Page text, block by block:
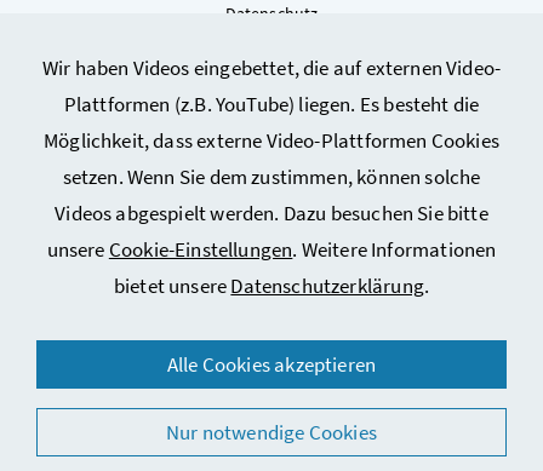
Wir haben Videos eingebettet, die auf externen Video-
Plattformen (z.B. YouTube) liegen. Es besteht die
Möglichkeit, dass externe Video-Plattformen Cookies
setzen. Wenn Sie dem zustimmen, können solche
Videos abgespielt werden. Dazu besuchen Sie bitte
unsere Cookie-Einstellungen. Weitere Informationen
bietet unsereDatenschutzerklärung.
Alle Cookies akzeptieren
Nur notwendige Cookies
Datenschutz
Sitemap
Cookie-Einstellungen
© 2026 Bundesministerium für Arbeit, Soziales, Gesundheit,
Pflege und Konsumentenschutz